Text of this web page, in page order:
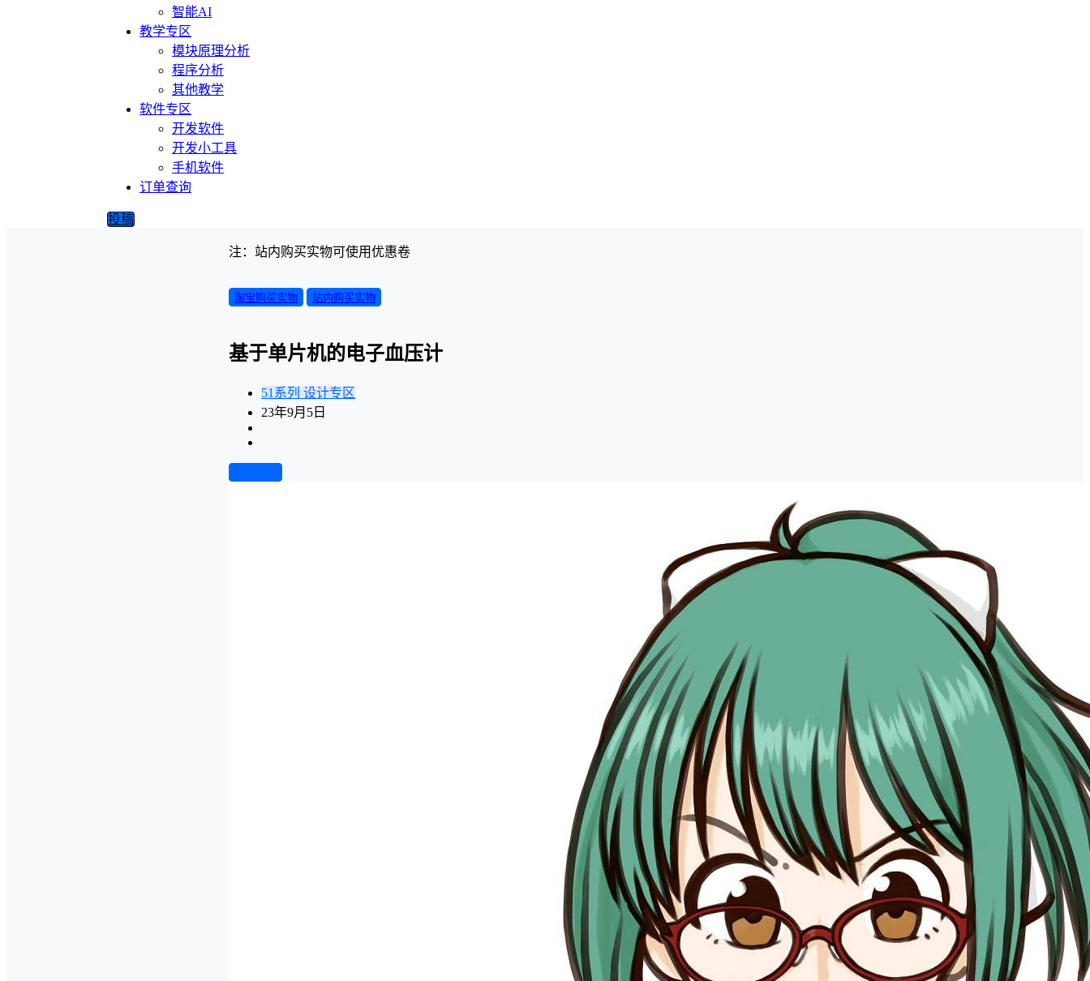
智能AI
教学专区
模块原理分析
程序分析
其他教学
软件专区
开发软件
开发小工具
手机软件
订单查询
投稿
注：站内购买实物可使用优惠卷
淘宝购买实物 站内购买实物
基于单片机的电子血压计
51系列 设计专区
23年9月5日